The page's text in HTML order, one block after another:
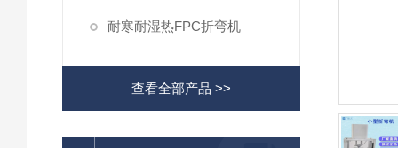
耐寒耐湿热FPC折弯机
查看全部产品 >>